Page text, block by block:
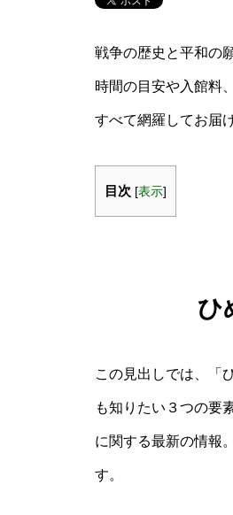
戦争の歴史と平和の
時間の目安や入館料
すべて網羅してお届
目次 [表示]
ひ
この見出しでは、「
も知りたい３つの要
に関する最新の情報
す。